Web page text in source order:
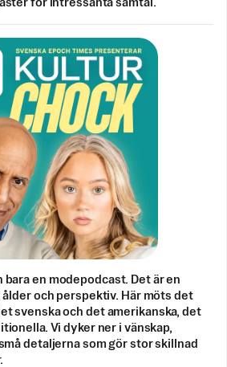
för intressanta samtal.
bara en modepodcast. Det är en
och perspektiv. Här möts det
svenska och det amerikanska, det
Vi dyker ner i vänskap,
detaljerna som gör stor skillnad